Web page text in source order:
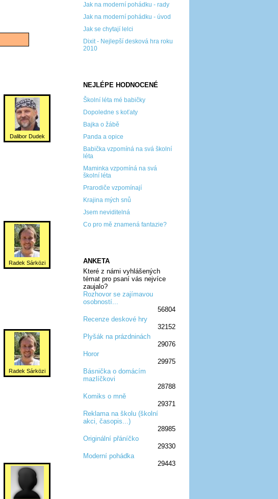
Jak na moderní pohádku - rady
Jak na moderní pohádku - úvod
Jak se chytají lelci
Dixit - Nejlepší desková hra roku
2010
NEJLÉPE HODNOCENÉ
Školní léta mé babičky
Dopoledne s koťaty
Bajka o žábě
Panda a opice
Babička vzpomíná na svá školní
léta
Maminka vzpomíná na svá
školní léta
Prarodiče vzpomínají
Krajina mých snů
Jsem neviditelná
Co pro mě znamená fantazie?
ANKETA
Které z námi vyhlášených
témat pro psaní vás nejvíce
zaujalo?
Rozhovor se zajímavou
osobností...
56804
Recenze deskové hry
32152
Plyšák na prázdninách
29076
Horor
29975
Básnička o domácím
mazlíčkovi
28788
Komiks o mně
29371
:D
Reklama na školu (školní
akci, časopis...)
28985
Originální přáníčko
29330
Moderní pohádka
29443
Dalibor Dudek
Radek Sárközi
Radek Sárközi